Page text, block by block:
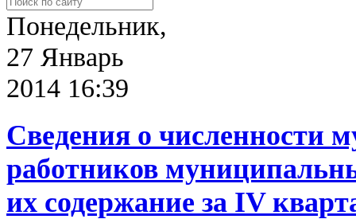
Понедельник,
27 Январь
2014 16:39
Сведения о численности
работников
их содержание за IV